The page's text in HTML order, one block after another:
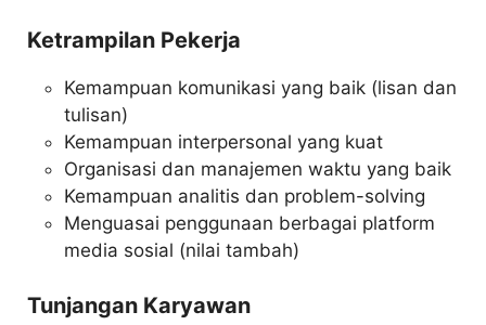
Ketrampilan Pekerja
Kemampuan komunikasi yang baik (lisan dan
tulisan)
Kemampuan interpersonal yang kuat
Organisasi dan manajemen waktu yang baik
Kemampuan analitis dan problem-solving
Menguasai penggunaan berbagai platform
media sosial (nilai tambah)
Tunjangan Karyawan